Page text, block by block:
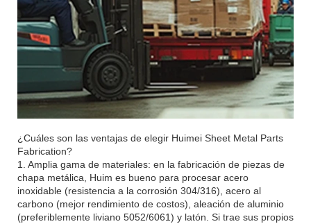
¿Cuáles son las ventajas de elegir Huimei Sheet Metal Parts
Fabrication?
1. Amplia gama de materiales: en la fabricación de piezas de
chapa metálica, Huim es bueno para procesar acero
inoxidable (resistencia a la corrosión 304/316), acero al
carbono (mejor rendimiento de costos), aleación de aluminio
(preferiblemente liviano 5052/6061) y latón. Si trae sus propios